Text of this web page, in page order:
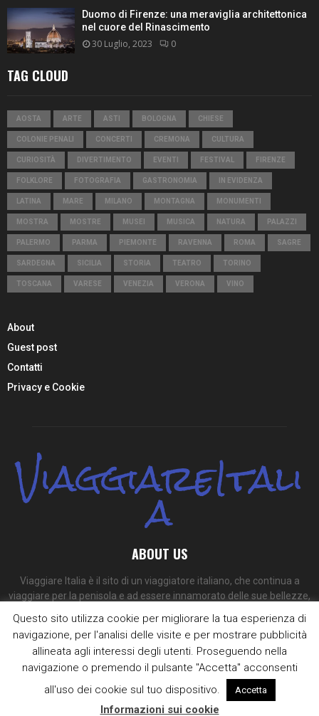
Duomo di Firenze: una meraviglia architettonica
nel cuore del Rinascimento
30 Luglio, 2023 0
TAG CLOUD
AOSTA ARTE ASTI BOLOGNA CHIESE
COLONIE PENALI CONCERTI CREMONA CULTURA
CURIOSITÀ DIVERTIMENTO EVENTI FESTIVAL FIRENZE
FOLKLORE FOTOGRAFIA GASTRONOMIA IN EVIDENZA
LATINA MARE MILANO MONTAGNA MONUMENTI
MOSTRA MOSTRE MUSEI MUSICA NATURA PALAZZI
PALERMO PARMA PIEMONTE RAVENNA ROMA SAGRE
SARDEGNA SICILIA STORIA TEATRO TORINO
TOSCANA VARESE VENEZIA VERONA VINO
About
Guest post
Contatti
Privacy e Cookie
ViaggiareItali
a
ABOUT US
Viaggiare Italia è il sito di un viaggiatore italiano, che continua a
viaggiare per la penisola e ad essere innamorato delle sue bellezze,
Contact us:redazione@viaggiare-italia.com
@2009 - 2025 - viaggiare-italia.com. Designed and Developed by
Questo sito utilizza cookie per migliorare la tua esperienza di
navigazione, per l'analisi delle visite e per mostrare pubblicità
allineata agli interessi degli utenti. Proseguendo nella
navigazione o premendo il pulsante "Accetta" acconsenti
all'uso dei cookie sul tuo dispositivo.
Accetta
Informazioni sui cookie